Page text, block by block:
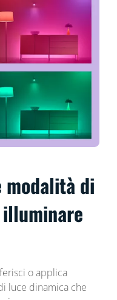
di
o applica
luce dinamica che